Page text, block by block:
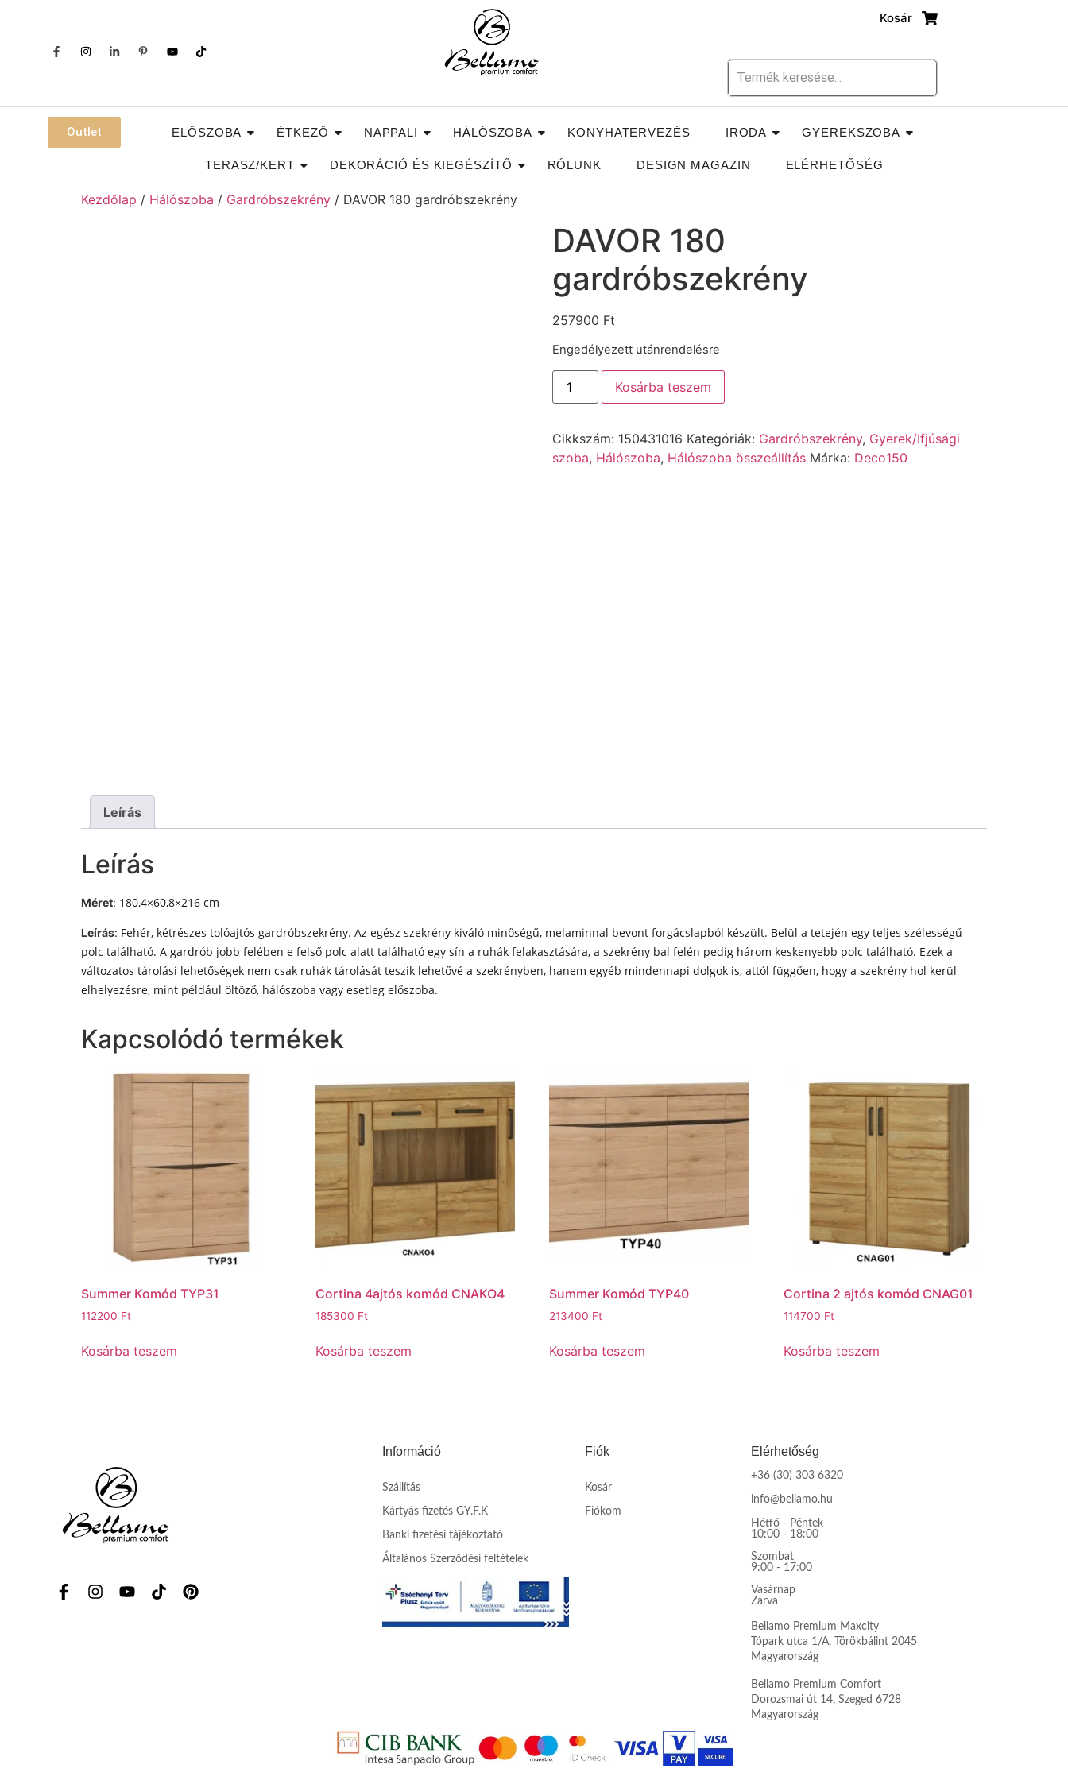
Kosár
Outlet ELŐSZOBA ÉTKEZŐ NAPPALI HÁLÓSZOBA KONYHATERVEZÉS IRODA GYEREKSZOBA
TERASZ/KERT DEKORÁCIÓ ÉS KIEGÉSZÍTŐ RÓLUNK DESIGN MAGAZIN ELÉRHETŐSÉG
Kezdőlap / Hálószoba / Gardróbszekrény / DAVOR 180 gardróbszekrény
DAVOR 180
gardróbszekrény
257900 Ft
Engedélyezett utánrendelésre
Kosárba teszem
Cikkszám: 150431016 Kategóriák: Gardróbszekrény, Gyerek/Ifjúsági
szoba, Hálószoba, Hálószoba összeállítás Márka: Deco150
Leírás
Leírás
Méret: 180,4×60,8×216 cm
Leírás: Fehér, kétrészes tolóajtós gardróbszekrény. Az egész szekrény kiváló minőségű, melaminnal bevont forgácslapból készült. Belül a tetején egy teljes szélességű
polc található. A gardrób jobb felében e felső polc alatt található egy sín a ruhák felakasztására, a szekrény bal felén pedig három keskenyebb polc található. Ezek a
változatos tárolási lehetőségek nem csak ruhák tárolását teszik lehetővé a szekrényben, hanem egyéb mindennapi dolgok is, attól függően, hogy a szekrény hol kerül
elhelyezésre, mint például öltöző, hálószoba vagy esetleg előszoba.
Kapcsolódó termékek
Summer Komód TYP31
112200 Ft
Kosárba teszem
Cortina 4ajtós komód CNAKO4
185300 Ft
Kosárba teszem
Summer Komód TYP40
213400 Ft
Kosárba teszem
Cortina 2 ajtós komód CNAG01
114700 Ft
Kosárba teszem
Információ
Szállítás
Kártyás fizetés GY.F.K
Banki fizetési tájékoztató
Általános Szerződési feltételek
Fiók
Kosár
Fiókom
Elérhetőség
+36 (30) 303 6320
info@bellamo.hu
Hétfő - Péntek
10:00 - 18:00
Szombat
9:00 - 17:00
Vasárnap
Zárva
Bellamo Premium Maxcity
Tópark utca 1/A, Törökbálint 2045
Magyarország
Bellamo Premium Comfort
Dorozsmai út 14, Szeged 6728
Magyarország